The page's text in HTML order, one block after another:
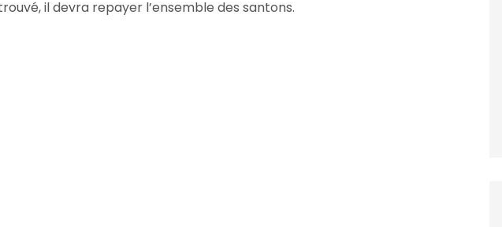
il devra repayer l’ensemble des santons.